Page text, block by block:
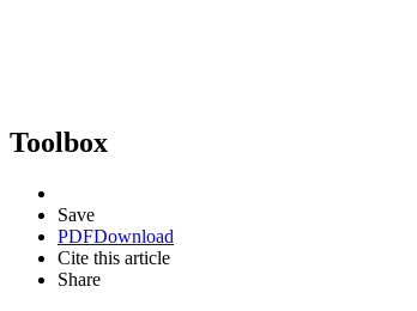
Toolbox
Save
PDFDownload
Cite this article
Share